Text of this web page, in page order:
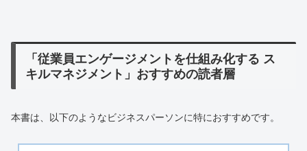
「従業員エンゲージメントを仕組み化する ス
キルマネジメント」おすすめの読者層
本書は、以下のようなビジネスパーソンに特におすすめです。